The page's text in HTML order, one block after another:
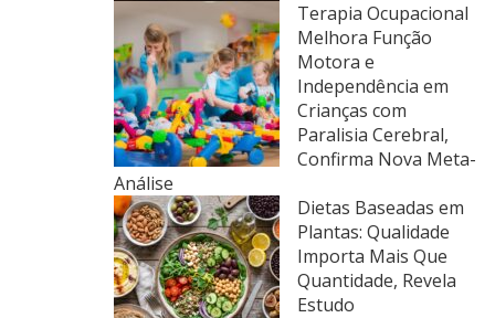
Terapia Ocupacional
Melhora Função
Motora e
Independência em
Crianças com
Paralisia Cerebral,
Confirma Nova Meta-
Análise
Dietas Baseadas em
Plantas: Qualidade
Importa Mais Que
Quantidade, Revela
Estudo